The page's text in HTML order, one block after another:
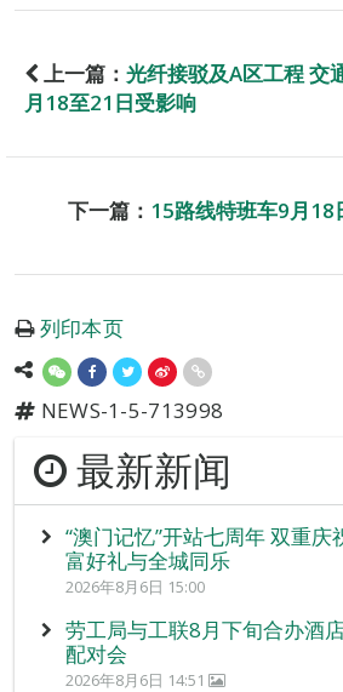
上一篇： 光纤接驳及A区工程 交
月18至21日受影响
下一篇： 15路线特班车9月18
列印本页
NEWS-1-5-713998
最新新闻
“澳门记忆”开站七周年 双重
富好礼与全城同乐
2026年8月6日 15:00
劳工局与工联8月下旬合办酒
配对会
2026年8月6日 14:51